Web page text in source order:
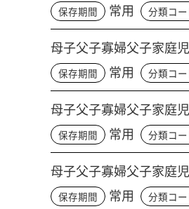
保存期間 常用 分類コー
母子父子寡婦父子家庭
保存期間 常用 分類コー
母子父子寡婦父子家庭
保存期間 常用 分類コー
母子父子寡婦父子家庭
保存期間 常用 分類コー